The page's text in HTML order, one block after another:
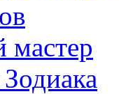
мастер